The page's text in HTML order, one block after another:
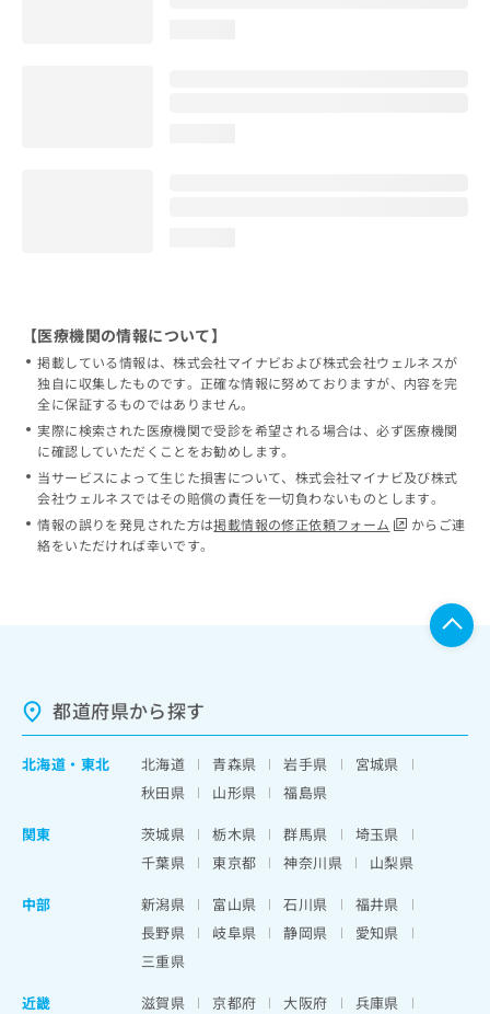
【医療機関の情報について】
掲載している情報は、株式会社マイナビおよび株式会社ウェルネスが
独自に収集したものです。正確な情報に努めておりますが、内容を完
全に保証するものではありません。
実際に検索された医療機関で受診を希望される場合は、必ず医療機関
に確認していただくことをお勧めします。
当サービスによって生じた損害について、株式会社マイナビ及び株式
会社ウェルネスではその賠償の責任を一切負わないものとします。
情報の誤りを発見された方は掲載情報の修正依頼フォーム
からご連
絡をいただければ幸いです。
都道府県から探す
北海道 ・ 東北 北海道 青森県 岩手県
宮城県
秋田県
山形県
福島県
関東
茨城県 栃木県 群馬県
埼玉県
千葉県
東京都 神奈川県
山梨県
中部
新潟県 富山県 石川県
福井県
長野県
岐阜県 静岡県
愛知県
三重県
近畿
滋賀県 京都府 大阪府
兵庫県